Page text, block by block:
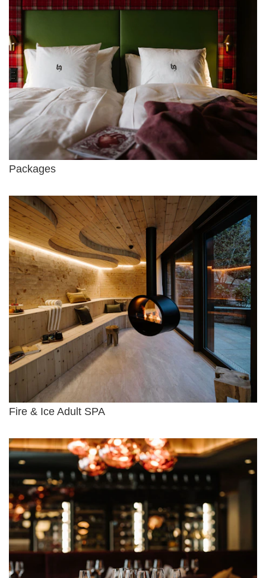
Packages
Fire & Ice Adult SPA